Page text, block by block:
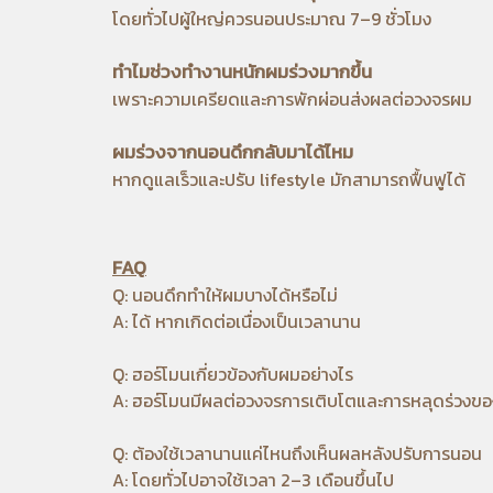
โดยทั่วไปผู้ใหญ่ควรนอนประมาณ 7–9 ชั่วโมง
ทำไมช่วงทำงานหนักผมร่วงมากขึ้น
เพราะความเครียดและการพักผ่อนส่งผลต่อวงจรผม
ผมร่วงจากนอนดึกกลับมาได้ไหม
หากดูแลเร็วและปรับ lifestyle มักสามารถฟื้นฟูได้
FAQ
Q: นอนดึกทำให้ผมบางได้หรือไม่
A: ได้ หากเกิดต่อเนื่องเป็นเวลานาน
Q: ฮอร์โมนเกี่ยวข้องกับผมอย่างไร
A: ฮอร์โมนมีผลต่อวงจรการเติบโตและการหลุดร่วงข
Q: ต้องใช้เวลานานแค่ไหนถึงเห็นผลหลังปรับการนอน
A: โดยทั่วไปอาจใช้เวลา 2–3 เดือนขึ้นไป